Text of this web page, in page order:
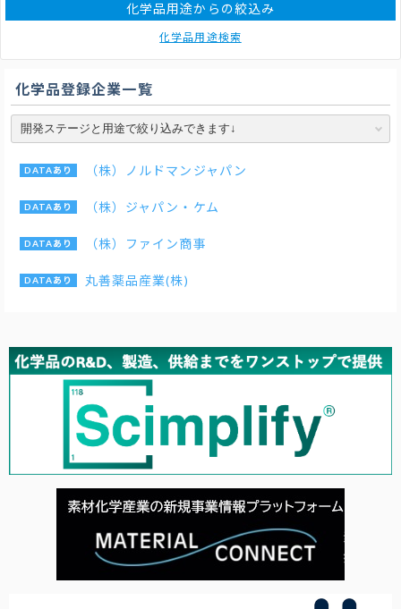
化学品用途からの絞込み
化学品用途検索
化学品登録企業一覧
（株）ノルドマンジャパン
（株）ジャパン・ケム
（株）ファイン商事
丸善薬品産業(株)